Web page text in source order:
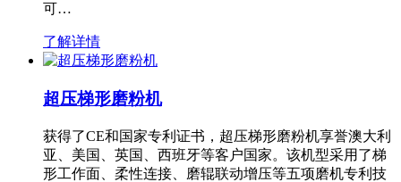
可…
了解详情
超压梯形磨粉机
获得了CE和国家专利证书，超压梯形磨粉机享誉澳大利
亚、美国、英国、西班牙等客户国家。该机型采用了梯
形工作面、柔性连接、磨辊联动增压等五项磨机专利技